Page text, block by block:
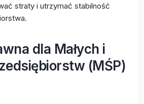
straty i utrzymać stabilność
dla Małych i
(MŚP)